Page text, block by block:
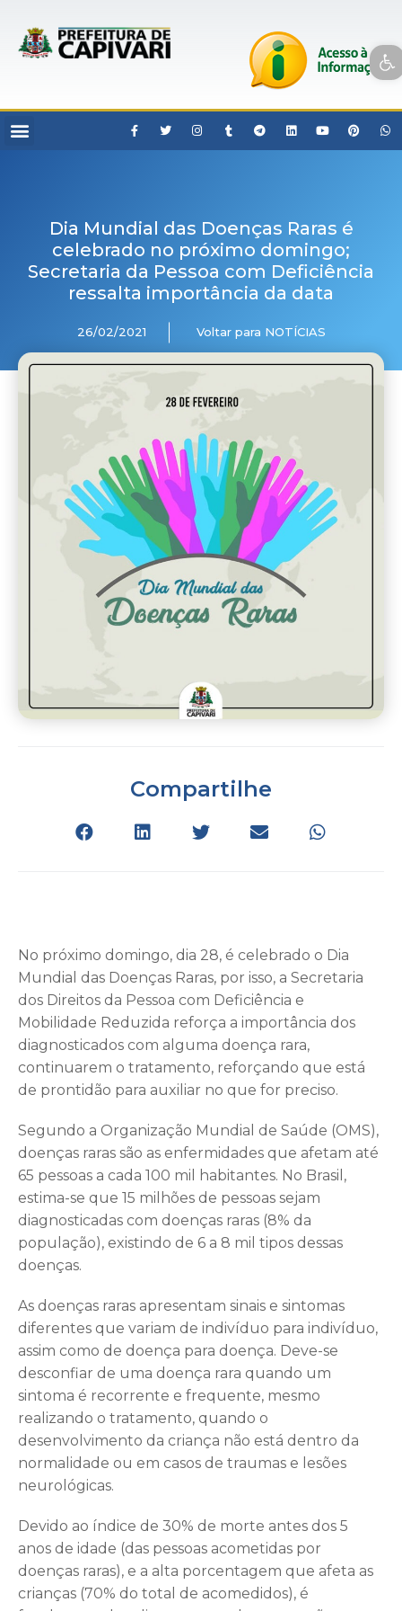
Open toolbar
Dia Mundial das Doenças Raras é
celebrado no próximo domingo;
Secretaria da Pessoa com Deficiência
ressalta importância da data
26/02/2021 Voltar para NOTÍCIAS
Compartilhe
No próximo domingo, dia 28, é celebrado o Dia
Mundial das Doenças Raras, por isso, a Secretaria
dos Direitos da Pessoa com Deficiência e
Mobilidade Reduzida reforça a importância dos
diagnosticados com alguma doença rara,
continuarem o tratamento, reforçando que está
de prontidão para auxiliar no que for preciso.
Segundo a Organização Mundial de Saúde (OMS),
doenças raras são as enfermidades que afetam até
65 pessoas a cada 100 mil habitantes. No Brasil,
estima-se que 15 milhões de pessoas sejam
diagnosticadas com doenças raras (8% da
população), existindo de 6 a 8 mil tipos dessas
doenças.
As doenças raras apresentam sinais e sintomas
diferentes que variam de indivíduo para indivíduo,
assim como de doença para doença. Deve-se
desconfiar de uma doença rara quando um
sintoma é recorrente e frequente, mesmo
realizando o tratamento, quando o
desenvolvimento da criança não está dentro da
normalidade ou em casos de traumas e lesões
neurológicas.
Devido ao índice de 30% de morte antes dos 5
anos de idade (das pessoas acometidas por
doenças raras), e a alta porcentagem que afeta as
crianças (70% do total de acomedidos), é